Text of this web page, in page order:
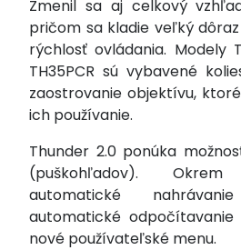
Zmenil sa aj celkový
pričom sa kladie veľký
rýchlosť ovládania. Modely
TH35PCR sú vybavené
zaostrovanie objektívu,
ich používanie.
Thunder 2.0 ponúka
(puškohľadov).
automatické
automatické
nové používateľské menu.